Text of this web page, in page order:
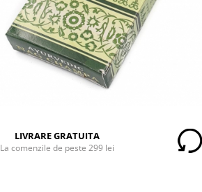
LIVRARE GRATUITA
La comenzile de peste 299 lei